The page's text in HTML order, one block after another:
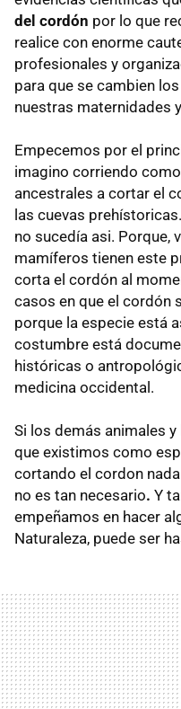
del cordón por lo que
realice con enorme
profesionales y
para que se cambien
nuestras maternidades
Empecemos por el
imagino corriendo
ancestrales a cortar el
las cuevas
no sucedía asi. Porque,
mamíferos tienen este
corta el cordón al
casos en que el cordón
porque la especie está
costumbre está
históricas o
medicina occidental.
Si los demás animales
que existimos como
cortando el cordon
no es tan necesario. Y
empeñamos en hacer
Naturaleza, puede ser